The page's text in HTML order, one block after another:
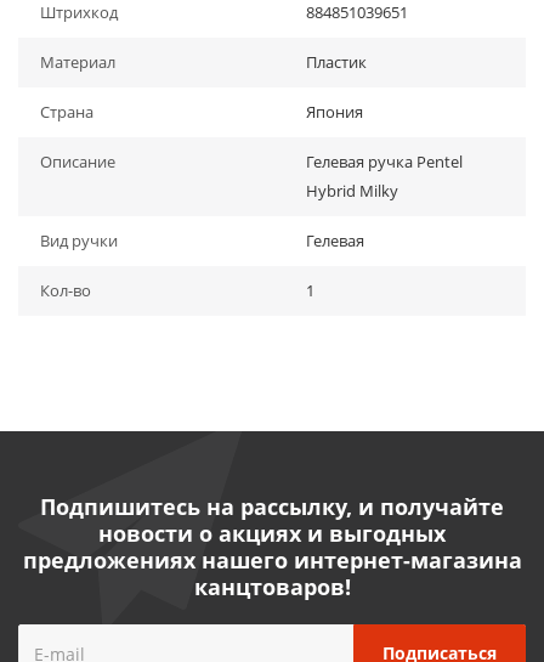
Штрихкод 884851039651
Материал Пластик
Страна Япония
Описание
Гелевая ручка Pentel
Hybrid Milky
Вид ручки Гелевая
Кол-во 1
Подпишитесь на рассылку, и получайте
новости о акциях и выгодных
предложениях нашего интернет-магазина
канцтоваров!